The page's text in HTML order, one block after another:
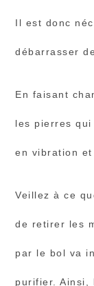
Il est donc
débarrasser
En faisant
les pierres
en vibration
Veillez à ce
de retirer les
par le bol va
purifier. Ainsi,